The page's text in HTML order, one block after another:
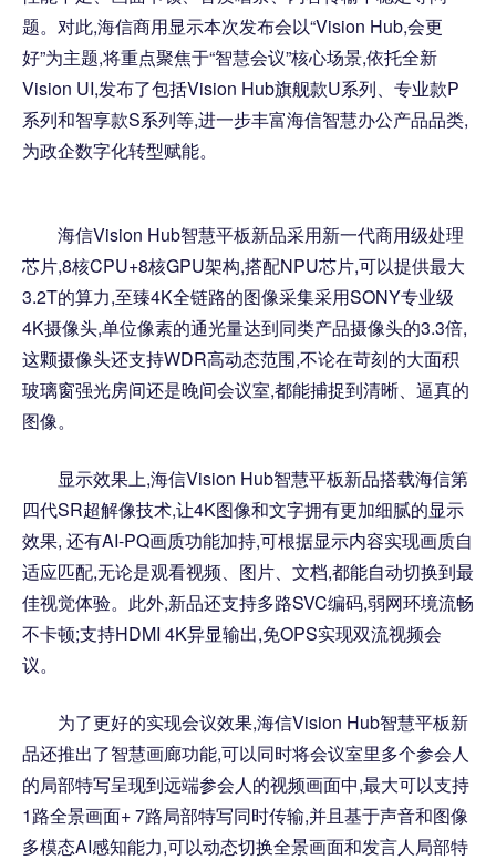
题。对此,海信商用显示本次发布会以“Vision Hub,会更
好”为主题,将重点聚焦于“智慧会议”核心场景,依托全新
Vision UI,发布了包括Vision Hub旗舰款U系列、专业款P
系列和智享款S系列等,进一步丰富海信智慧办公产品品类,
为政企数字化转型赋能。
海信Vision Hub智慧平板新品采用新一代商用级处理
芯片,8核CPU+8核GPU架构,搭配NPU芯片,可以提供最大
3.2T的算力,至臻4K全链路的图像采集采用SONY专业级
4K摄像头,单位像素的通光量达到同类产品摄像头的3.3倍,
这颗摄像头还支持WDR高动态范围,不论在苛刻的大面积
玻璃窗强光房间还是晚间会议室,都能捕捉到清晰、逼真的
图像。
显示效果上,海信Vision Hub智慧平板新品搭载海信第
四代SR超解像技术,让4K图像和文字拥有更加细腻的显示
效果, 还有AI-PQ画质功能加持,可根据显示内容实现画质自
适应匹配,无论是观看视频、图片、文档,都能自动切换到最
佳视觉体验。此外,新品还支持多路SVC编码,弱网环境流畅
不卡顿;支持HDMI 4K异显输出,免OPS实现双流视频会
议。
为了更好的实现会议效果,海信Vision Hub智慧平板新
品还推出了智慧画廊功能,可以同时将会议室里多个参会人
的局部特写呈现到远端参会人的视频画面中,最大可以支持
1路全景画面+ 7路局部特写同时传输,并且基于声音和图像
多模态AI感知能力,可以动态切换全景画面和发言人局部特